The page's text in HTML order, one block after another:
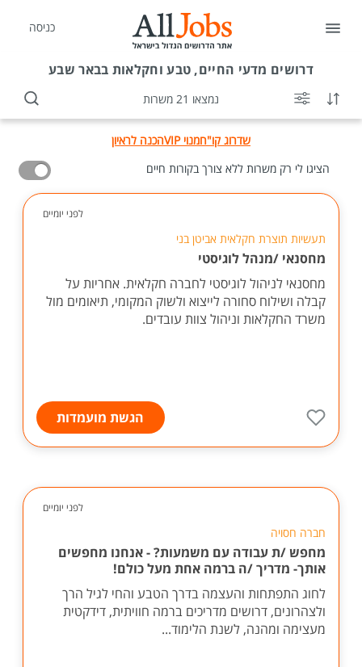
כניסה
דרושים מדעי החיים, טבע וחקלאות בבאר שבע
נמצאו 21 משרות
שדרוג קו"חמנוי VIP
הכנה לראיון
הציגו לי רק משרות ללא צורך בקורות חיים
לפני יומיים
תעשיות תוצרת חקלאית אביטן בני
מחסנאי /מנהל לוגיסטי
מחסנאי לניהול לוגיסטי לחברה חקלאית. אחריות על
קבלה ושילוח סחורה לייצוא ולשוק המקומי, תיאומים מול
משרד החקלאות וניהול צוות עובדים.
הגשת מועמדות
לפני יומיים
חברה חסויה
מחפש /ת עבודה עם משמעות? - אנחנו מחפשים
אותך- מדריך /ה ברמה אחת מעל כולם!
לחוג התפתחות והעצמה בדרך הטבע והחי לגיל הרך
ולצהרונים, דרושים מדריכים ברמה חוויתית, דידקטית
מעצימה ומהנה, לשנת הלימוד...